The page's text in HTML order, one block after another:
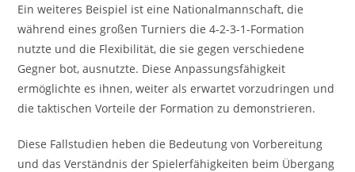
Ein weiteres Beispiel ist eine Nationalmannschaft, die
während eines großen Turniers die 4-2-3-1-Formation
nutzte und die Flexibilität, die sie gegen verschiedene
Gegner bot, ausnutzte. Diese Anpassungsfähigkeit
ermöglichte es ihnen, weiter als erwartet vorzudringen und
die taktischen Vorteile der Formation zu demonstrieren.
Diese Fallstudien heben die Bedeutung von Vorbereitung
und das Verständnis der Spielerfähigkeiten beim Übergang